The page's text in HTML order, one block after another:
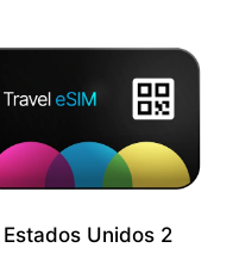
Estados Unidos 2